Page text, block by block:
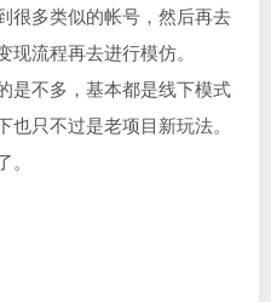
很多类似的帐号，然后再去
流程再去进行模仿。
是不多，基本都是线下模式
只不过是老项目新玩法。